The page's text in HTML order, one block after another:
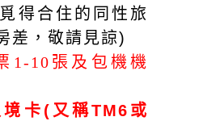
得合住的同性旅
差，敬請見諒)
1-10張及包機機
境卡(又稱TM6或